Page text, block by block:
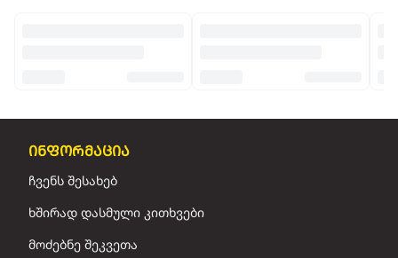
ინფორმაცია
ჩვენს შესახებ
ხშირად დასმული კითხვები
მოძებნე შეკვეთა